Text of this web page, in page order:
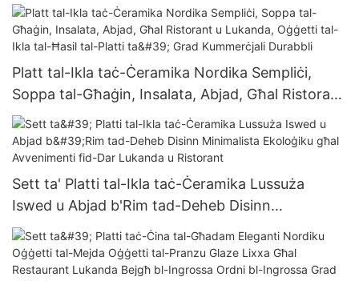
Beer Cup 15oz
Platt tal-Ikla taċ-Ċeramika Nordika Sempliċi,
Soppa tal-Għaġin, Insalata, Abjad, Għal Ristorant
u Lukanda, Oġġetti tal-Ikla tal-Ħasil ​​tal-Platti ta'
Grad Kummerċjali Durabbli
Sett ta' Platti tal-Ikla taċ-Ċeramika Lussuża
Iswed u Abjad b'Rim tad-Deheb Disinn
Minimalista Ekoloġiku għal Avvenimenti fid-Dar
Lukanda u Ristorant